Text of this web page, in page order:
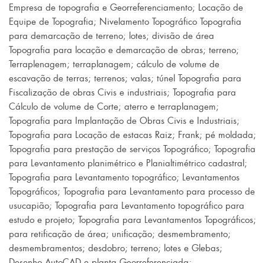
Empresa de topografia e Georreferenciamento; Locação de
Equipe de Topografia; Nivelamento Topográfico Topografia
para demarcação de terreno; lotes; divisão de área
Topografia para locação e demarcação de obras; terreno;
Terraplenagem; terraplanagem; cálculo de volume de
escavação de terras; terrenos; valas; túnel Topografia para
Fiscalização de obras Civis e industriais; Topografia para
Cálculo de volume de Corte; aterro e terraplanagem;
Topografia para Implantação de Obras Civis e Industriais;
Topografia para Locação de estacas Raiz; Frank; pé moldada;
Topografia para prestação de serviços Topográfico; Topografia
para Levantamento planimétrico e Planialtimétrico cadastral;
Topografia para Levantamento topográfico; Levantamentos
Topográficos; Topografia para Levantamento para processo de
usucapião; Topografia para Levantamento topográfico para
estudo e projeto; Topografia para Levantamentos Topográficos;
para retificação de área; unificação; desmembramento;
desmembramentos; desdobro; terreno; lotes e Glebas;